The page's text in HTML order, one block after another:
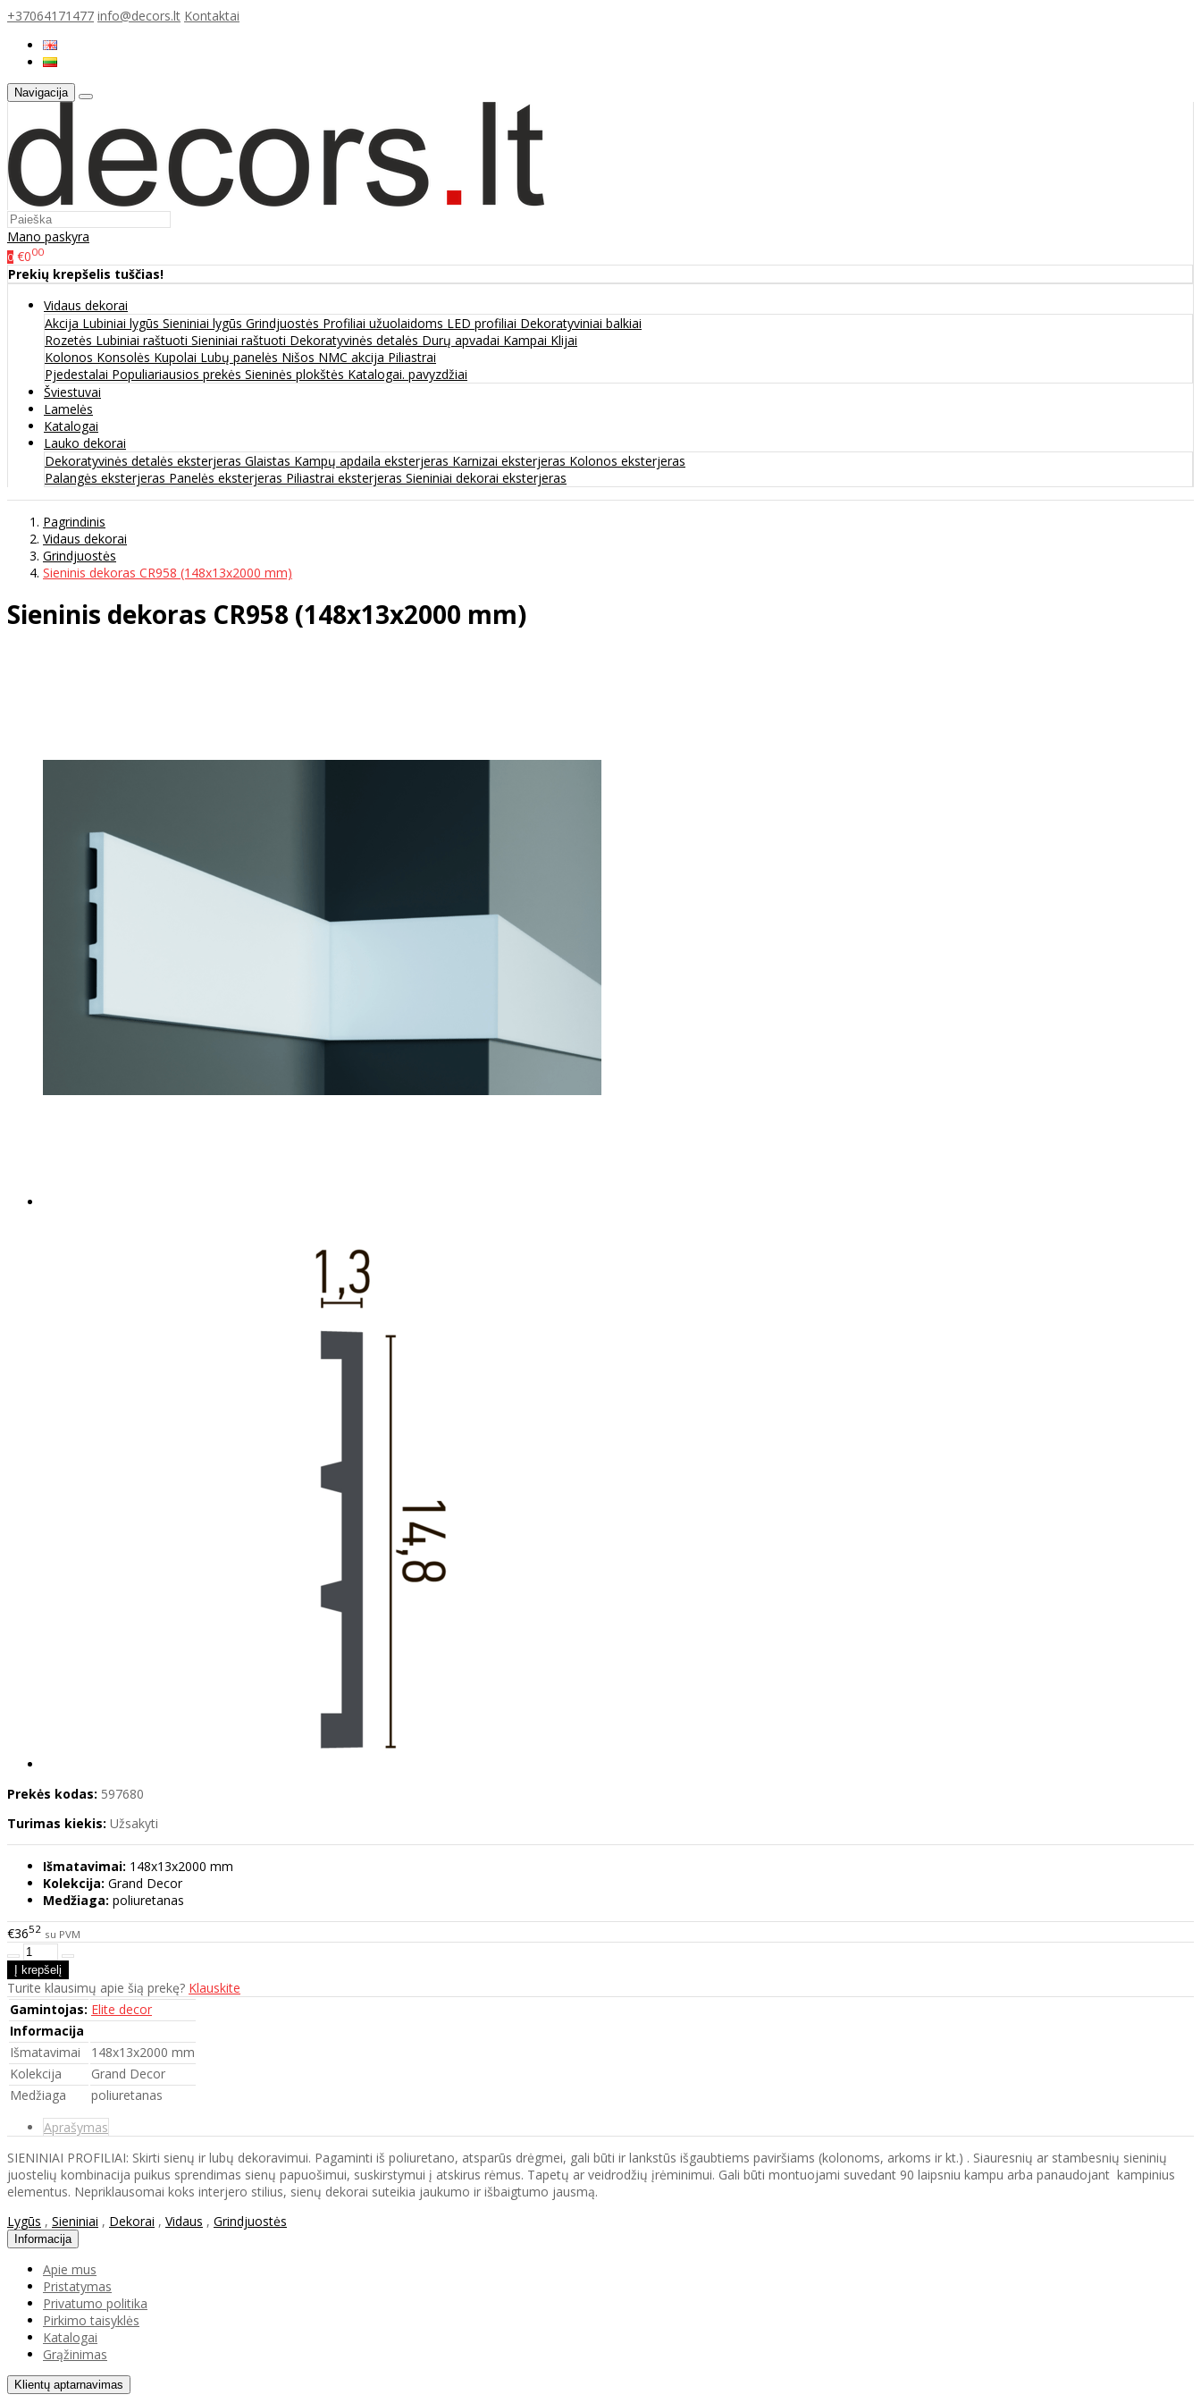
+37064171477 info@decors.lt Kontaktai
Navigacija
Mano paskyra
0 €000
Prekių krepšelis tuščias!
Vidaus dekorai
Akcija Lubiniai lygūs Sieniniai lygūs Grindjuostės Profiliai užuolaidoms LED profiliai Dekoratyviniai balkiai
Rozetės Lubiniai raštuoti Sieniniai raštuoti Dekoratyvinės detalės Durų apvadai Kampai Klijai
Kolonos Konsolės Kupolai Lubų panelės Nišos NMC akcija Piliastrai
Pjedestalai Populiariausios prekės Sieninės plokštės Katalogai. pavyzdžiai
Šviestuvai
Lamelės
Katalogai
Lauko dekorai
Dekoratyvinės detalės eksterjeras Glaistas Kampų apdaila eksterjeras Karnizai eksterjeras Kolonos eksterjeras
Palangės eksterjeras Panelės eksterjeras Piliastrai eksterjeras Sieniniai dekorai eksterjeras
Pagrindinis
Vidaus dekorai
Grindjuostės
Sieninis dekoras CR958 (148x13x2000 mm)
Sieninis dekoras CR958 (148x13x2000 mm)
Prekės kodas: 597680
Turimas kiekis: Užsakyti
Išmatavimai: 148x13x2000 mm
Kolekcija: Grand Decor
Medžiaga: poliuretanas
€3652 su PVM
Turite klausimų apie šią prekę? Klauskite
Gamintojas: Elite decor
Informacija
Išmatavimai
148x13x2000 mm
Kolekcija
Grand Decor
Medžiaga
poliuretanas
Aprašymas
SIENINIAI PROFILIAI: Skirti sienų ir lubų dekoravimui. Pagaminti iš poliuretano, atsparūs drėgmei, gali būti ir lankstūs išgaubtiems paviršiams (kolonoms, arkoms ir kt.) . Siauresnių ar stambesnių sieninių
juostelių kombinacija puikus sprendimas sienų papuošimui, suskirstymui į atskirus rėmus. Tapetų ar veidrodžių įrėminimui. Gali būti montuojami suvedant 90 laipsniu kampu arba panaudojant kampinius
elementus. Nepriklausomai koks interjero stilius, sienų dekorai suteikia jaukumo ir išbaigtumo jausmą.
Lygūs , Sieniniai , Dekorai , Vidaus , Grindjuostės
Informacija
Apie mus
Pristatymas
Privatumo politika
Pirkimo taisyklės
Katalogai
Grąžinimas
Klientų aptarnavimas